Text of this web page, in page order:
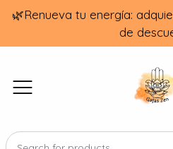
🌿Renueva tu energía:
de